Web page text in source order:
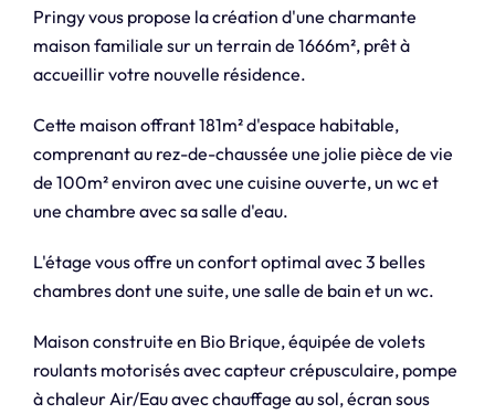
Pringy vous propose la création d'une charmante
maison familiale sur un terrain de 1666m², prêt à
accueillir votre nouvelle résidence.
Cette maison offrant 181m² d'espace habitable,
comprenant au rez-de-chaussée une jolie pièce de vie
de 100m² environ avec une cuisine ouverte, un wc et
une chambre avec sa salle d'eau.
L'étage vous offre un confort optimal avec 3 belles
chambres dont une suite, une salle de bain et un wc.
Maison construite en Bio Brique, équipée de volets
roulants motorisés avec capteur crépusculaire, pompe
à chaleur Air/Eau avec chauffage au sol, écran sous